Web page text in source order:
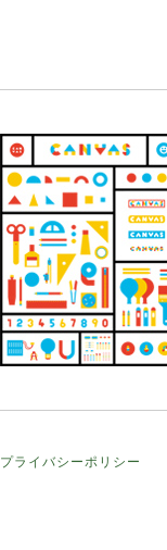
プライバシーポリシー